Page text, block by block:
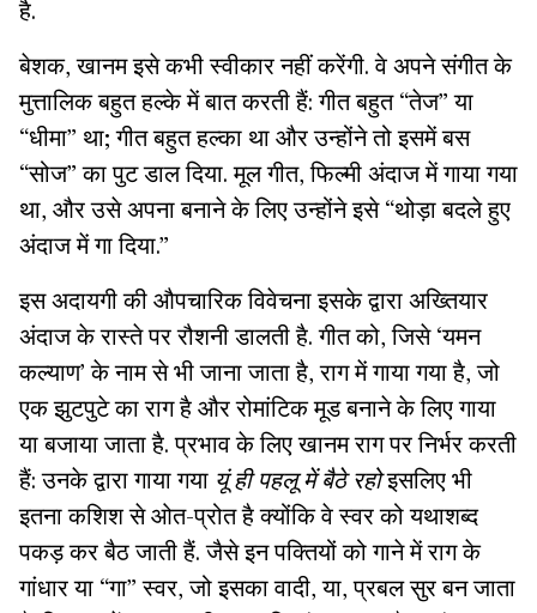
है.
बेशक, खानम इसे कभी स्वीकार नहीं करेंगी. वे अपने संगीत के
मुत्तालिक बहुत हल्के में बात करती हैं: गीत बहुत “तेज” या
“धीमा” था; गीत बहुत हल्का था और उन्होंने तो इसमें बस
“सोज” का पुट डाल दिया. मूल गीत, फिल्मी अंदाज में गाया गया
था, और उसे अपना बनाने के लिए उन्होंने इसे “थोड़ा बदले हुए
अंदाज में गा दिया.”
इस अदायगी की औपचारिक विवेचना इसके द्वारा अख्तियार
अंदाज के रास्ते पर रौशनी डालती है. गीत को, जिसे ‘यमन
कल्याण’ के नाम से भी जाना जाता है, राग में गाया गया है, जो
एक झुटपुटे का राग है और रोमांटिक मूड बनाने के लिए गाया
या बजाया जाता है. प्रभाव के लिए खानम राग पर निर्भर करती
हैं: उनके द्वारा गाया गया यूं ही पहलू में बैठे रहोइसलिए भी
इतना कशिश से ओत-प्रोत है क्योंकि वे स्वर को यथाशब्द
पकड़ कर बैठ जाती हैं. जैसे इन पक्तियों को गाने में राग के
गांधार या “गा” स्वर, जो इसका वादी, या, प्रबल सुर बन जाता